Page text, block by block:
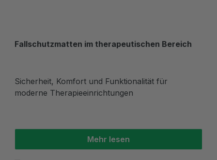
Fallschutzmatten im therapeutischen Bereich
Sicherheit, Komfort und Funktionalität für
moderne Therapieeinrichtungen
Mehr lesen